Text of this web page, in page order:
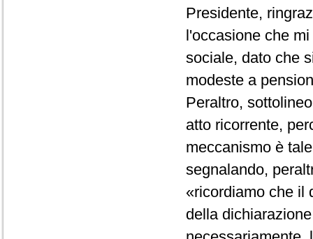
Presidente,
l'occasione che
sociale, dato che
modeste a
Peraltro,
atto ricorrente,
meccanismo è
segnalando,
«ricordiamo che il
della